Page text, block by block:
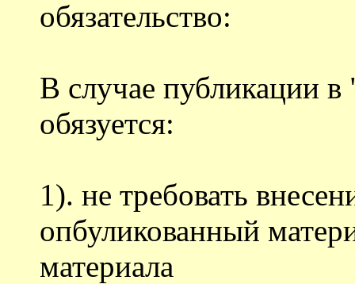
обязательство:
В случае публикации в
обязуется:
1). не требовать
опбуликованный
материала